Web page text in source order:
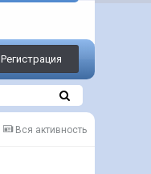
Регистрация
Вся активность